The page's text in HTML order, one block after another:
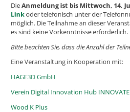
DieAnmeldung ist bis Mittwoch, 14.
Linkoder telefonisch unter der
möglich. Die Teilnahme an dieser
es sind keine Vorkenntnisse erforderlich.
Bitte beachten Sie, dass die Anzahl der
Eine Veranstaltung in Kooperation mit:
HAGE3D GmbH
Verein Digital Innovation Hub INNOVATE
Wood K Plus